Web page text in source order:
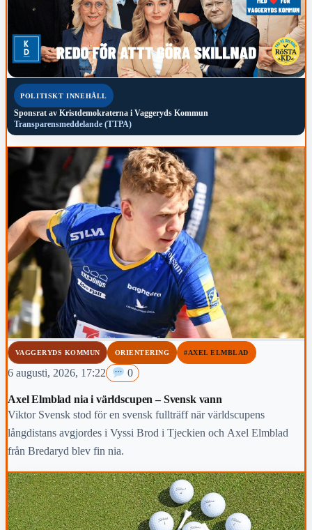
POLITISKT INNEHÅLL
Sponsrat av Kristdemokraterna i Vaggeryds Kommun
Transparensmeddelande (TTPA)
VAGGERYDS KOMMUN ORIENTERING #AXEL ELMBLAD
6 augusti, 2026, 17:22 0
Axel Elmblad nia i världscupen – Svensk vann
Viktor Svensk stod för en svensk fullträff när världscupens
långdistans avgjordes i Vyssi Brod i Tjeckien och Axel Elmblad
från Bredaryd blev fin nia.